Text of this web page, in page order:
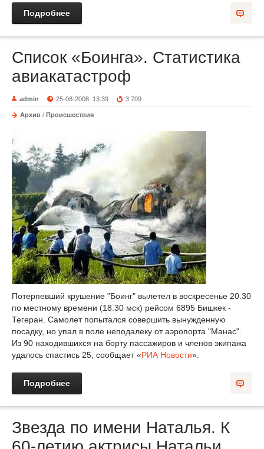
Подробнее
Список «Боинга». Статистика
авиакатастроф
admin 25-08-2008, 13:39 3 709
Архив / Происшествия
Потерпевший крушение "Боинг" вылетел в воскресенье 20.30
по местному времени (18.30 мск) рейсом 6895 Бишкек -
Тегеран. Самолет попытался совершить вынужденную
посадку, но упал в поле неподалеку от аэропорта "Манас".
Из 90 находившихся на борту пассажиров и членов экипажа
удалось спастись 25, сообщает «РИА Новости».
Подробнее
Звезда по имени Наталья. К